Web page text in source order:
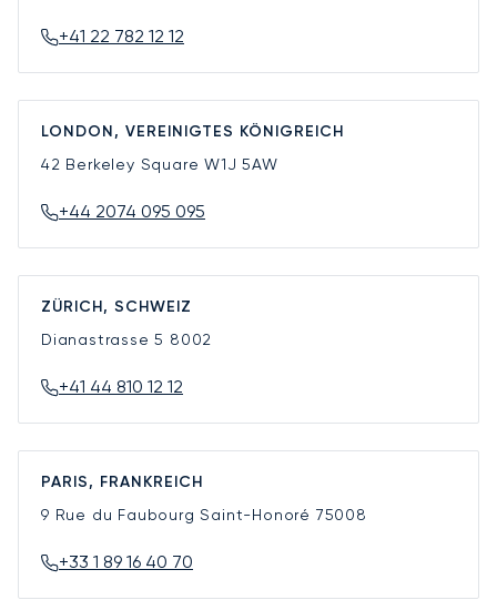
+41 22 782 12 12
LONDON, VEREINIGTES KÖNIGREICH
42 Berkeley SquareW1J 5AW
+44 2074 095 095
ZÜRICH, SCHWEIZ
Dianastrasse 5 8002
+41 44 810 12 12
PARIS, FRANKREICH
9 Rue du Faubourg Saint-Honoré 75008
+33 1 89 16 40 70